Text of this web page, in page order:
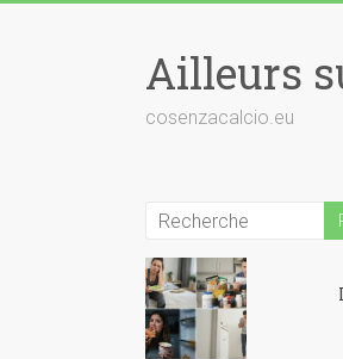
Ailleurs
cosenzacalcio.eu